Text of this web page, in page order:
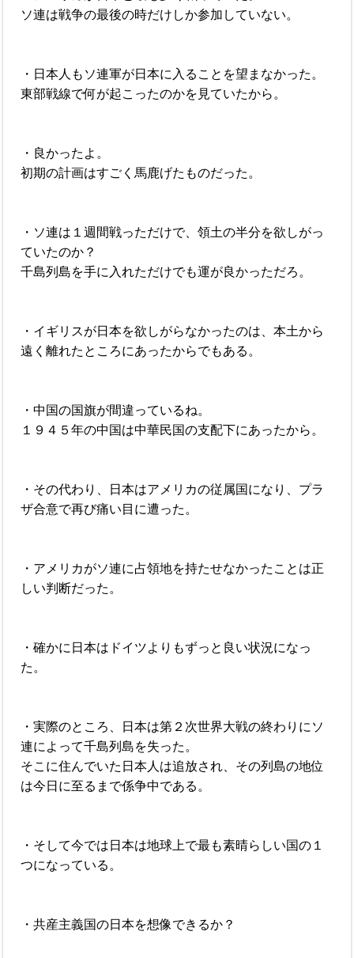
ソ連は戦争の最後の時だけしか参加していない。
・日本人もソ連軍が日本に入ることを望まなかった。
東部戦線で何が起こったのかを見ていたから。
・良かったよ。
初期の計画はすごく馬鹿げたものだった。
・ソ連は１週間戦っただけで、領土の半分を欲しがっ
ていたのか？
千島列島を手に入れただけでも運が良かっただろ。
・イギリスが日本を欲しがらなかったのは、本土から
遠く離れたところにあったからでもある。
・中国の国旗が間違っているね。
１９４５年の中国は中華民国の支配下にあったから。
・その代わり、日本はアメリカの従属国になり、プラ
ザ合意で再び痛い目に遭った。
・アメリカがソ連に占領地を持たせなかったことは正
しい判断だった。
・確かに日本はドイツよりもずっと良い状況になっ
た。
・実際のところ、日本は第２次世界大戦の終わりにソ
連によって千島列島を失った。
そこに住んでいた日本人は追放され、その列島の地位
は今日に至るまで係争中である。
・そして今では日本は地球上で最も素晴らしい国の１
つになっている。
・共産主義国の日本を想像できるか？